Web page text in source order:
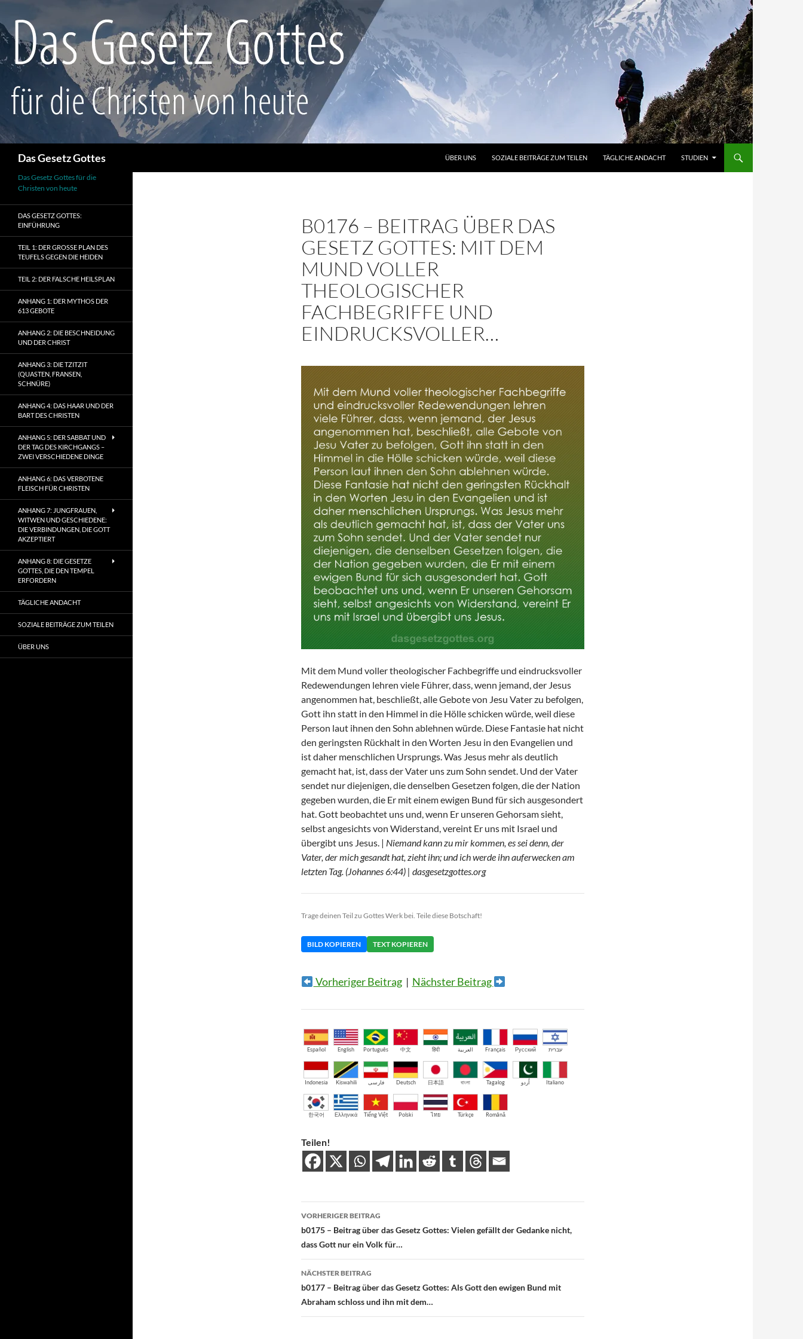
Das Gesetz Gottes
ÜBER UNS
SOZIALE BEITRÄGE ZUM TEILEN TÄGLICHE ANDACHT STUDIEN
B0176 – BEITRAG ÜBER DAS
GESETZ GOTTES: MIT DEM
MUND VOLLER
THEOLOGISCHER
FACHBEGRIFFE UND
EINDRUCKSVOLLER…
Mit dem Mund voller theologischer Fachbegriffe und eindrucksvoller
Redewendungen lehren viele Führer, dass, wenn jemand, der Jesus
angenommen hat, beschließt, alle Gebote von Jesu Vater zu befolgen,
Gott ihn statt in den Himmel in die Hölle schicken würde, weil diese
Person laut ihnen den Sohn ablehnen würde. Diese Fantasie hat nicht
den geringsten Rückhalt in den Worten Jesu in den Evangelien und
ist daher menschlichen Ursprungs. Was Jesus mehr als deutlich
gemacht hat, ist, dass der Vater uns zum Sohn sendet. Und der Vater
sendet nur diejenigen, die denselben Gesetzen folgen, die der Nation
gegeben wurden, die Er mit einem ewigen Bund für sich ausgesondert
hat. Gott beobachtet uns und, wenn Er unseren Gehorsam sieht,
selbst angesichts von Widerstand, vereint Er uns mit Israel und
übergibt uns Jesus. | Niemand kann zu mir kommen, es sei denn, der
Vater, der mich gesandt hat, zieht ihn; und ich werde ihn auferwecken am
letzten Tag. (Johannes 6:44) | dasgesetzgottes.org
Trage deinen Teil zu Gottes Werk bei. Teile diese Botschaft!
BILD KOPIEREN TEXT KOPIEREN
Vorheriger Beitrag| Nächster Beitrag
Español English Português 中文 हिंदी العربية Français Русский עברית
Indonesia Kiswahili فارسی Deutsch 日本語 বাংলা Tagalog اُردو Italiano
한국어 Ελληνικά Tiếng Việt Polski ไทย Türkçe Română
Teilen!
Beitragsnavigation
VORHERIGER BEITRAG
b0175 – Beitrag über das Gesetz Gottes: Vielen gefällt der Gedanke nicht,
dass Gott nur ein Volk für…
NÄCHSTER BEITRAG
b0177 – Beitrag über das Gesetz Gottes: Als Gott den ewigen Bund mit
Abraham schloss und ihn mit dem…
Das Gesetz Gottes für die
Christen von heute
DAS GESETZ GOTTES:
EINFÜHRUNG
TEIL 1: DER GROSSE PLAN DES T
EUFELS GEGEN DIE HEIDEN
TEIL 2: DER FALSCHE HEILSPLAN
ANHANG 1: DER MYTHOS DER
613 GEBOTE
ANHANG 2: DIE BESCHNEIDUNG
UND DER CHRIST
ANHANG 3: DIE TZITZIT
(QUASTEN, FRANSEN,
SCHNÜRE)
ANHANG 4: DAS HAAR UND DER
BART DES CHRISTEN
ANHANG 5: DER SABBAT UND
DER TAG DES KIRCHGANGS –
ZWEI VERSCHIEDENE DINGE
ANHANG 6: DAS VERBOTENE
FLEISCH FÜR CHRISTEN
ANHANG 7: JUNGFRAUEN,
WITWEN UND GESCHIEDENE:
DIE VERBINDUNGEN, DIE GOTT
AKZEPTIERT
ANHANG 8: DIE GESETZE
GOTTES, DIE DEN TEMPEL
ERFORDERN
TÄGLICHE ANDACHT
SOZIALE BEITRÄGE ZUM TEILEN
ÜBER UNS